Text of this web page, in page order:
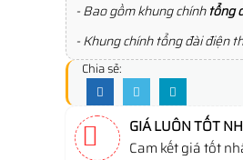
- Bao gồm khung chínhtổng
- Khung chính tổng đài điện
Chia sẻ:
GIÁ LUÔN TỐT
Cam kết giá tốt